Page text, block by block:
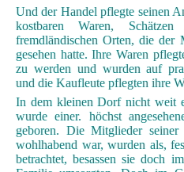
Und der Handel pflegte seinen
kostbaren Waren,
fremdländischen Orten, die
gesehen hatte. Ihre Waren
zu werden und wurden auf
und die Kaufleute pflegten ihre
In dem kleinen Dorf nicht weit
wurde einer. höchst
geboren. Die Mitglieder
wohlhabend war, wurden als,
betrachtet, besassen sie doch